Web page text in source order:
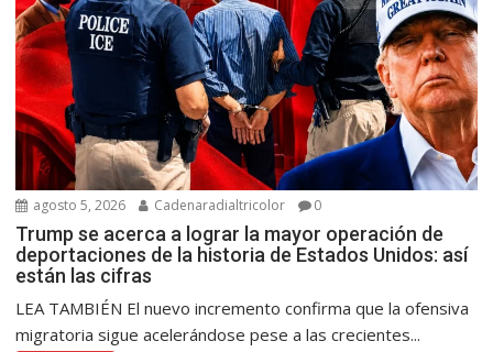
agosto 5, 2026 Cadenaradialtricolor 0
Trump se acerca a lograr la mayor operación de
deportaciones de la historia de Estados Unidos: así
están las cifras
LEA TAMBIÉN El nuevo incremento confirma que la ofensiva
migratoria sigue acelerándose pese a las crecientes...